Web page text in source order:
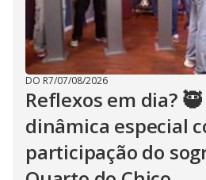
DO R7/07/08/2026
Reflexos em dia?
dinâmica especial
participação do